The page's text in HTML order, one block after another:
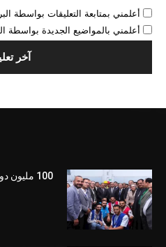
أعلمني بمتابعة التعليقات بواسطة
أعلمني بالمواضيع الجديدة بواسطة
100